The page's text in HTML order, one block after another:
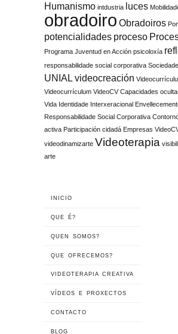
Humanismo intdustria luces
obradoiro Obradoiros
potencialidades proceso
Programa Juventud en Acción psicoloxía
responsabilidade social corporativa Sociedade
UNIAL videocreación
Videocurrículum VideoCV Capacidades
Vida Identidade Interxeracional
Responsabilidade Social Corporativa
activa Participación cidadá Empresas
videodinamizarte Videoterapia
arte
INICIO
QUE É?
QUEN SOMOS?
QUE OFRECEMOS?
VIDEOTERAPIA CREATIVA
VÍDEOS E PROXECTOS
CONTACTO
BLOG